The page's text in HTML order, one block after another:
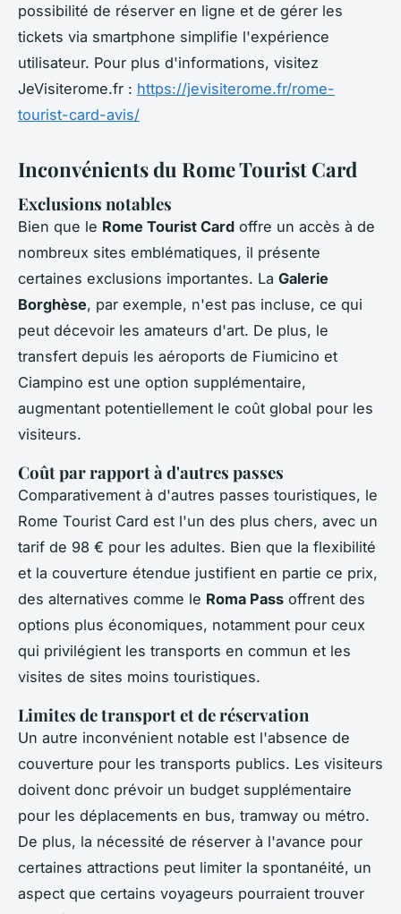
possibilité de réserver en ligne et de gérer les
tickets via smartphone simplifie l'expérience
utilisateur. Pour plus d'informations, visitez
JeVisiterome.fr : https://jevisiterome.fr/rome-
tourist-card-avis/
Inconvénients du Rome Tourist Card
Exclusions notables
Bien que le Rome Tourist Card offre un accès à de
nombreux sites emblématiques, il présente
certaines exclusions importantes. La Galerie
Borghèse, par exemple, n'est pas incluse, ce qui
peut décevoir les amateurs d'art. De plus, le
transfert depuis les aéroports de Fiumicino et
Ciampino est une option supplémentaire,
augmentant potentiellement le coût global pour les
visiteurs.
Coût par rapport à d'autres passes
Comparativement à d'autres passes touristiques, le
Rome Tourist Card est l'un des plus chers, avec un
tarif de 98 € pour les adultes. Bien que la flexibilité
et la couverture étendue justifient en partie ce prix,
des alternatives comme le Roma Pass offrent des
options plus économiques, notamment pour ceux
qui privilégient les transports en commun et les
visites de sites moins touristiques.
Limites de transport et de réservation
Un autre inconvénient notable est l'absence de
couverture pour les transports publics. Les visiteurs
doivent donc prévoir un budget supplémentaire
pour les déplacements en bus, tramway ou métro.
De plus, la nécessité de réserver à l'avance pour
certaines attractions peut limiter la spontanéité, un
aspect que certains voyageurs pourraient trouver